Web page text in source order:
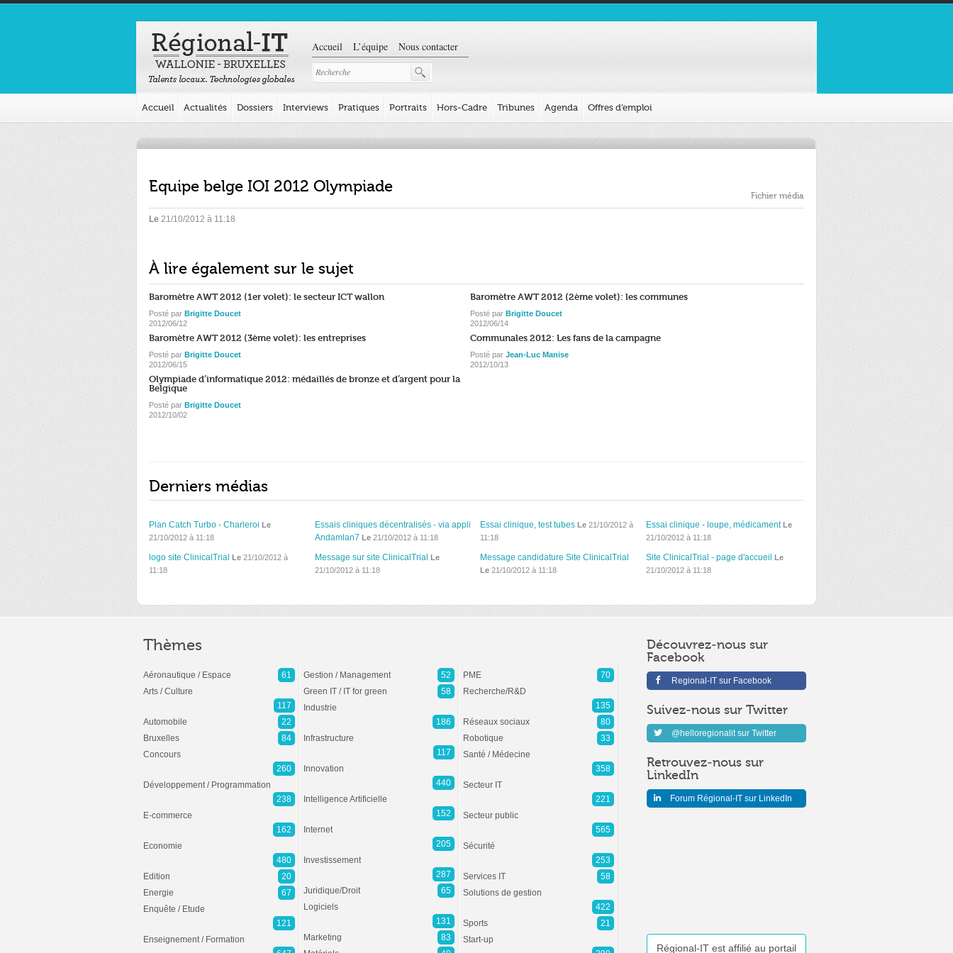
Accueil L’équipe Nous contacter
Accueil Actualités Dossiers Interviews Pratiques Portraits Hors-Cadre Tribunes Agenda Offres d’emploi
Equipe belge IOI 2012 Olympiade Fichier média
Le 21/10/2012 à 11:18
À lire également sur le sujet
Baromètre AWT 2012 (1er volet): le secteur ICT wallon
Posté par Brigitte Doucet
2012/06/12
Baromètre AWT 2012 (2ème volet): les communes
Posté par Brigitte Doucet
2012/06/14
Baromètre AWT 2012 (3ème volet): les entreprises
Posté par Brigitte Doucet
2012/06/15
Communales 2012: Les fans de la campagne
Posté par Jean-Luc Manise
2012/10/13
Olympiade d’informatique 2012: médaillés de bronze et d’argent pour la
Belgique
Posté par Brigitte Doucet
2012/10/02
Derniers médias
Plan Catch Turbo - Charleroi Le
21/10/2012 à 11:18
Essais cliniques décentralisés - via appli
Andamlan7 Le21/10/2012 à 11:18
Essai clinique, test tubes Le 21/10/2012 à
11:18
Essai clinique - loupe, médicament Le
21/10/2012 à 11:18
logo site ClinicalTrial Le 21/10/2012 à
11:18
Message sur site ClinicalTrial Le
21/10/2012 à 11:18
Message candidature Site ClinicalTrial
Le 21/10/2012 à 11:18
Site ClinicalTrial - page d'accueil Le
21/10/2012 à 11:18
Découvrez-nous sur
Facebook
Regional-IT sur Facebook
Suivez-nous sur Twitter
@helloregionalit sur Twitter
Retrouvez-nous sur
LinkedIn
Forum Régional-IT sur LinkedIn
Régional-IT est affilié au portail
Thèmes
Aéronautique / Espace
61
Arts / Culture
117
Automobile
22
Bruxelles
84
Concours
260
Développement / Programmation
238
E-commerce
162
Economie
480
Edition
20
Energie
67
Enquête / Etude
121
Enseignement / Formation
Gestion / Management
52
Green IT / IT for green
58
Industrie
186
Infrastructure
117
Innovation
440
Intelligence Artificielle
152
Internet
205
Investissement
287
Juridique/Droit
65
Logiciels
131
Marketing
83
PME
70
Recherche/R&D
135
Réseaux sociaux
80
Robotique
33
Santé / Médecine
358
Secteur IT
221
Secteur public
565
Sécurité
253
Services IT
58
Solutions de gestion
422
Sports
21
Start-up